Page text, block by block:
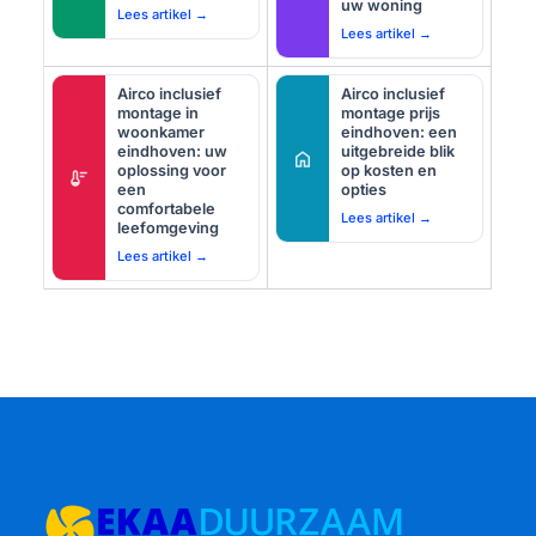
Lees artikel → uw woning
Lees artikel →
thermostat
Airco inclusief
montage in
woonkamer
eindhoven: uw
oplossing voor
een
comfortabele
leefomgeving
Lees artikel →
home
Airco inclusief
montage prijs
eindhoven: een
uitgebreide blik
op kosten en
opties
Lees artikel →